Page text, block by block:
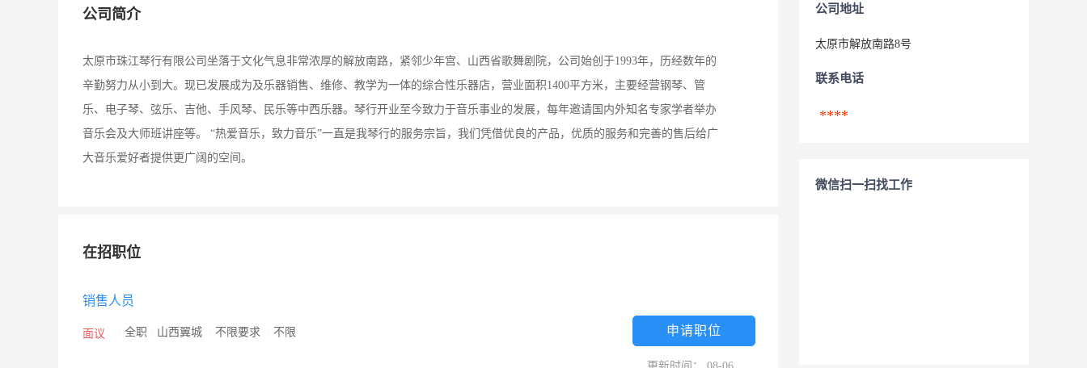
公司简介
太原市珠江琴行有限公司坐落于文化气息非常浓厚的解放南路，紧邻少年宫、山西省歌舞剧院，公司始创于1993年，历经数年的
辛勤努力从小到大。现已发展成为及乐器销售、维修、教学为一体的综合性乐器店，营业面积1400平方米，主要经营钢琴、管
乐、电子琴、弦乐、吉他、手风琴、民乐等中西乐器。琴行开业至今致力于音乐事业的发展，每年邀请国内外知名专家学者举办
音乐会及大师班讲座等。 “热爱音乐，致力音乐”一直是我琴行的服务宗旨，我们凭借优良的产品，优质的服务和完善的售后给广
大音乐爱好者提供更广阔的空间。
在招职位
销售人员
面议 全职 山西翼城 不限要求 不限 申请职位
公司地址
太原市解放南路8号
联系电话
****
微信扫一扫找工作